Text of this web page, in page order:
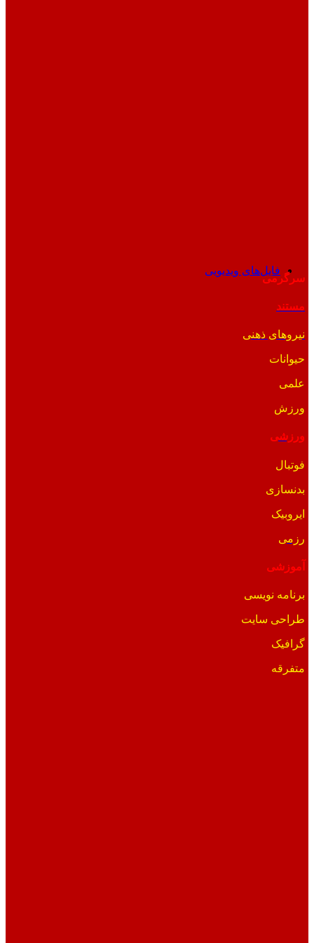
فایل‌های ویدیویی
سرگرمی
مستند
نیروهای ذهنی
حیوانات
علمی
ورزش
ورزشی
فوتبال
بدنسازی
ایروبیک
رزمی
آموزشی
برنامه نویسی
طراحی سایت
گرافیک
متفرقه